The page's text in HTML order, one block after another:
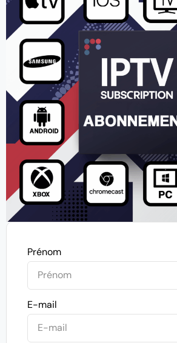
Prénom
E-mail